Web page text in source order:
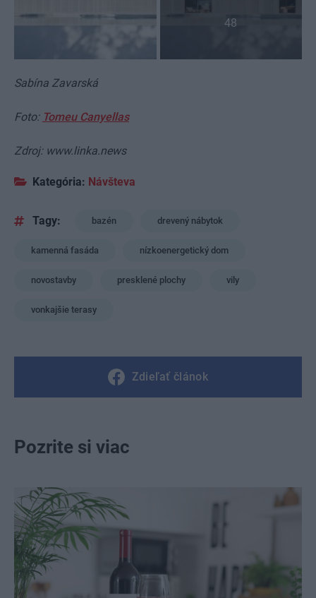
48
Sabína Zavarská
Foto: Tomeu Canyellas
Zdroj: www.linka.news
Kategória: Návšteva
Tagy: bazén drevený nábytok
kamenná fasáda nízkoenergetický dom
novostavby presklené plochy vily
vonkajšie terasy
Zdieľať článok
Pozrite si viac